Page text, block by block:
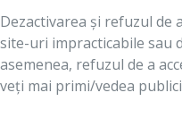
Dezactivarea și refuzul de
site-uri impracticabile sau
asemenea, refuzul de a
veți mai primi/vedea